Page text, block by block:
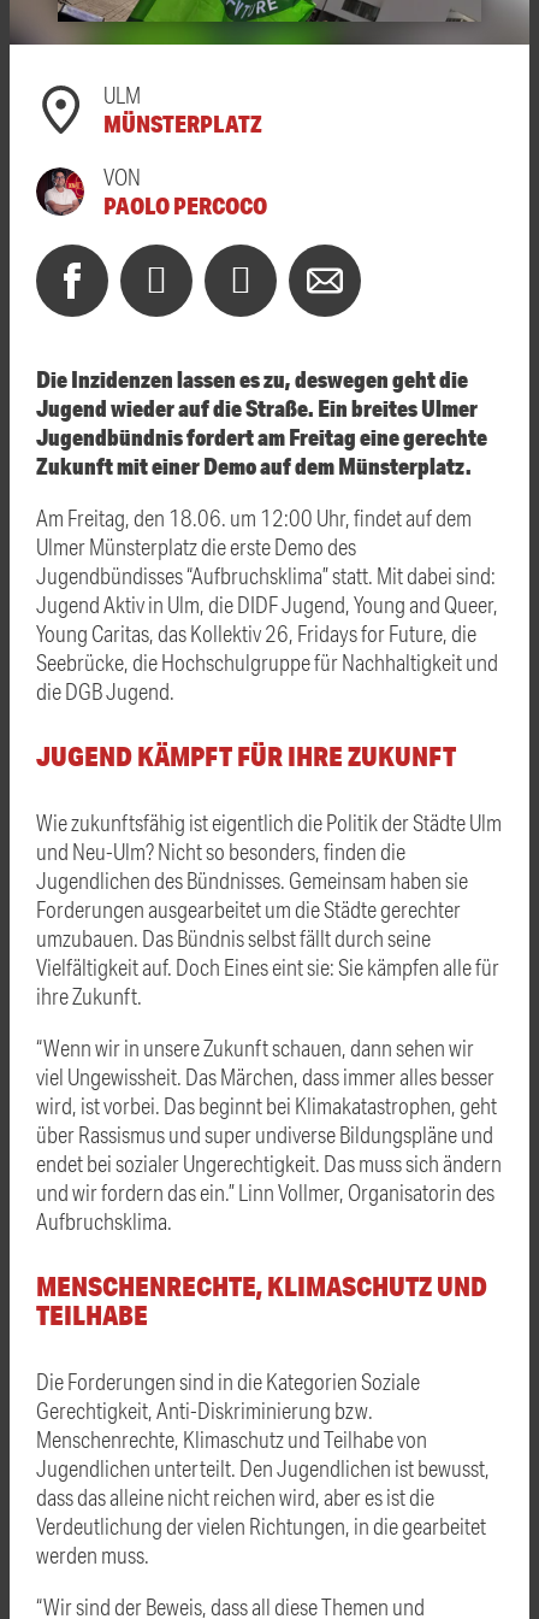
ULM
MÜNSTERPLATZ
VON
PAOLO PERCOCO
Die Inzidenzen lassen es zu, deswegen geht die
Jugend wieder auf die Straße. Ein breites Ulmer
Jugendbündnis fordert am Freitag eine gerechte
Zukunft mit einer Demo auf dem Münsterplatz.
Am Freitag, den 18.06. um 12:00 Uhr, findet auf dem
Ulmer Münsterplatz die erste Demo des
Jugendbündisses “Aufbruchsklima” statt. Mit dabei sind:
Jugend Aktiv in Ulm, die DIDF Jugend, Young and Queer,
Young Caritas, das Kollektiv 26, Fridays for Future, die
Seebrücke, die Hochschulgruppe für Nachhaltigkeit und
die DGB Jugend.
JUGEND KÄMPFT FÜR IHRE ZUKUNFT
Wie zukunftsfähig ist eigentlich die Politik der Städte Ulm
und Neu-Ulm? Nicht so besonders, finden die
Jugendlichen des Bündnisses. Gemeinsam haben sie
Forderungen ausgearbeitet um die Städte gerechter
umzubauen. Das Bündnis selbst fällt durch seine
Vielfältigkeit auf. Doch Eines eint sie: Sie kämpfen alle für
ihre Zukunft.
“Wenn wir in unsere Zukunft schauen, dann sehen wir
viel Ungewissheit. Das Märchen, dass immer alles besser
wird, ist vorbei. Das beginnt bei Klimakatastrophen, geht
über Rassismus und super undiverse Bildungspläne und
endet bei sozialer Ungerechtigkeit. Das muss sich ändern
und wir fordern das ein.” Linn Vollmer, Organisatorin des
Aufbruchsklima.
MENSCHENRECHTE, KLIMASCHUTZ UND
TEILHABE
Die Forderungen sind in die Kategorien Soziale
Gerechtigkeit, Anti-Diskriminierung bzw.
Menschenrechte, Klimaschutz und Teilhabe von
Jugendlichen unterteilt. Den Jugendlichen ist bewusst,
dass das alleine nicht reichen wird, aber es ist die
Verdeutlichung der vielen Richtungen, in die gearbeitet
werden muss.
“Wir sind der Beweis, dass all diese Themen und